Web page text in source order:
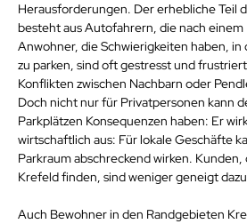
Herausforderungen. Der erhebliche Teil
besteht aus Autofahrern, die nach einem
Anwohner, die Schwierigkeiten haben, in
zu parken, sind oft gestresst und
Konflikten zwischen Nachbarn oder
Doch nicht nur für Privatpersonen kann
Parkplätzen Konsequenzen haben: Er
wirtschaftlich aus: Für lokale Geschäfte
Parkraum abschreckend wirken. Kunden,
Krefeld finden, sind weniger geneigt
Auch Bewohner in den Randgebieten